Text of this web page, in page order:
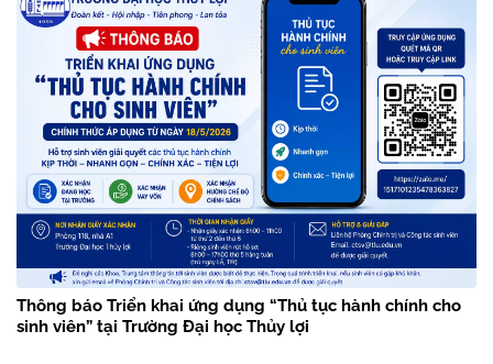
Thông báo Triển khai ứng dụng “Thủ tục hành chính cho
sinh viên” tại Trường Đại học Thủy lợi